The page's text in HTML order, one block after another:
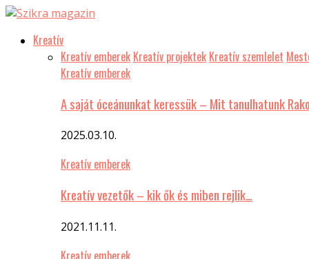
Kreatív
Kreatív emberek Kreatív projektek Kreatív szemlelet
Kreatív emberek
A saját óceánunkat keressük – Mit tanulhatunk
2025.03.10.
Kreatív emberek
Kreatív vezetők – kik ők és miben rejlik…
2021.11.11.
Kreatív emberek